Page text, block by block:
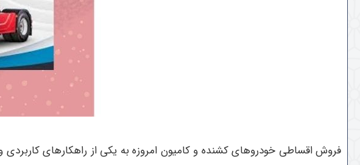
فروش اقساطی خودروهای کشنده و کامیون امروزه به یکی از راهکارهای